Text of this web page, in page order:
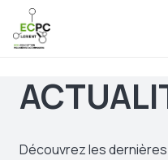
Découvrez les